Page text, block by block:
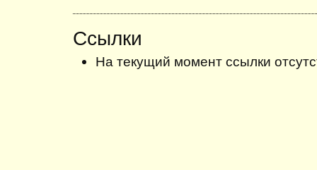
Ссылки
На текущий момент ссылки